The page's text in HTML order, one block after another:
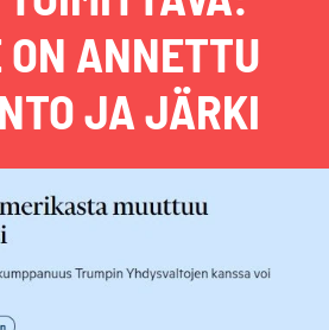
ANNETTU
JA JÄRKI